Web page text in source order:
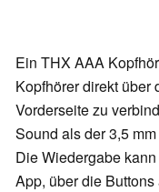
Ein THX AAA
Kopfhörer direkt über
Vorderseite zu
Sound als der 3,5
Die Wiedergabe
App, über die